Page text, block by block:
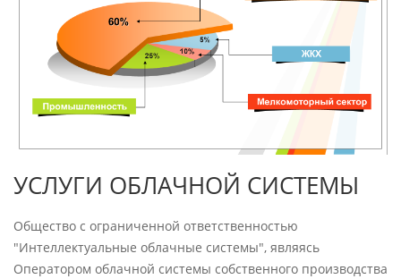
УСЛУГИ ОБЛАЧНОЙ СИСТЕМЫ
Общество с ограниченной ответственностью
"Интеллектуальные облачные системы", являясь
Оператором облачной системы собственного производства